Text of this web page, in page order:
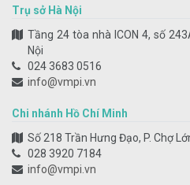
Trụ sở Hà Nội
Tầng 24 tòa nhà ICON 4, số
Nội
024 3683 0516
info@vmpi.vn
Chi nhánh Hồ Chí Minh
Số 218 Trần Hưng Đạo, P. Chợ
028 3920 7184
info@vmpi.vn